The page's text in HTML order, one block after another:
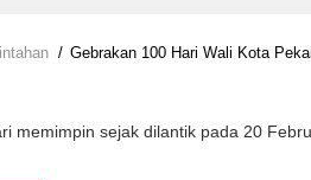
/ Gebrakan 100 Hari Wali Kota
memimpin sejak dilantik pada 20